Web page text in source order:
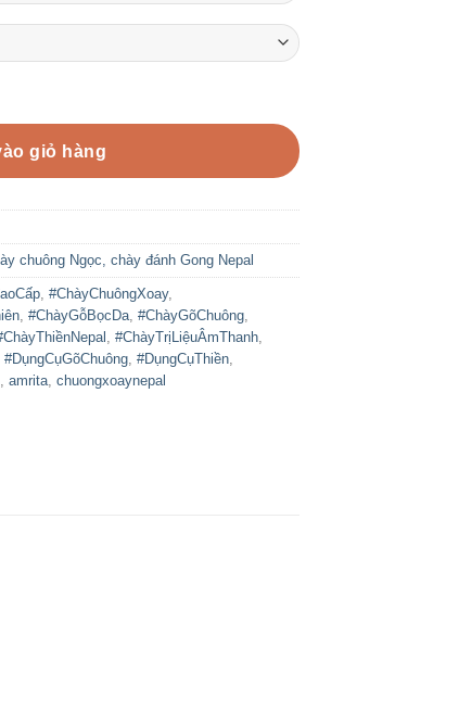
chuông đồng loại chày cán dài số lượng
giỏ hàng
chuông Ngọc, chày đánh Gong Nepal
, #ChàyChuôngXoay,
, #ChàyGỗBọcDa, #ChàyGõChuông,
, #ChàyTrịLiệuÂmThanh,
#DụngCụGõChuông, #DụngCụThiền,
, amrita, chuongxoaynepal